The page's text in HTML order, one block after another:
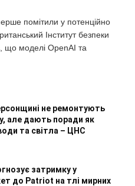
помітили у потенційно
Інститут безпеки
що моделі OpenAI та
не ремонтують
але дають поради як
та світла – ЦНС
затримку у
до Patriot на тлі мирних